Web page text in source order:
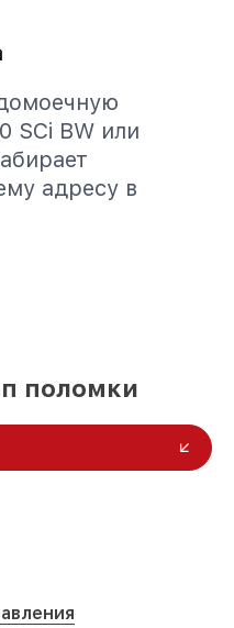
SCi BW или
адресу в
поломки